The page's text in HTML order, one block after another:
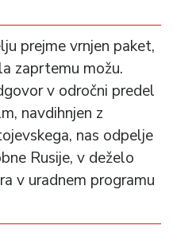
prejme vrnjen paket,
zaprtemu možu.
v odročni predel
navdihnjen z
nas odpelje
Rusije, v deželo
v uradnem programu